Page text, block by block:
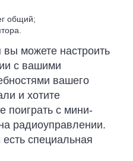
общий;
можете настроить
с вашими
вашего
и хотите
поиграть с мини-
радиоуправлении.
специальная